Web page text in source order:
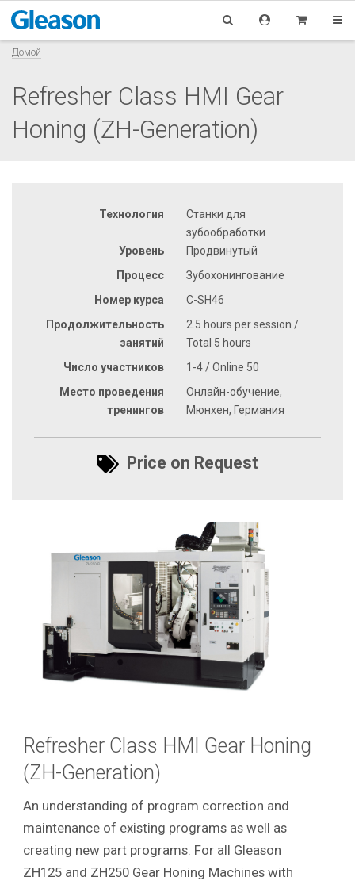
Домой
Refresher Class HMI Gear
Honing (ZH-Generation)
Технология
Станки для
зубообработки
Уровень
Продвинутый
Процесс
Зубохонингование
Номер курса
C-SH46
Продолжительность
занятий
2.5 hours per session /
Total 5 hours
Число участников
1-4 / Online 50
Место проведения
тренингов
Онлайн-обучение,
Мюнхен, Германия
Price on Request
Refresher Class HMI Gear Honing
(ZH-Generation)
An understanding of program correction and
maintenance of existing programs as well as
creating new part programs. For all Gleason
ZH125 and ZH250 Gear Honing Machines with